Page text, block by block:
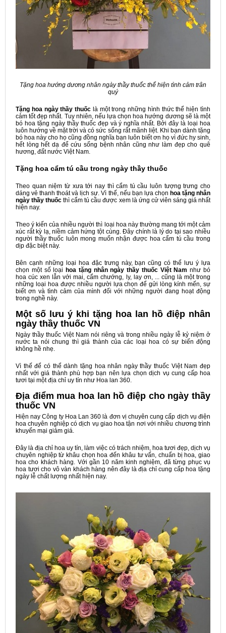
Tặng hoa hướng dương nhân ngày thầy thuốc thể hiện tình cảm trân
quý
Tặng hoa ngày thầy thuốc là một trong những hình thức thể hiện tình
cảm tốt đẹp nhất. Tuy nhiên, nếu lựa chọn hoa hướng dương sẽ là một
bó hoa tặng ngày thầy thuốc đẹp và ý nghĩa nhất. Bởi đây là loại hoa
luôn hướng về mặt trời và có sức sống rất mãnh liệt. Khi bạn dành tặng
bó hoa này cho họ cũng đồng nghĩa bạn luôn biết ơn họ vì đức hy sinh,
hết lòng hết dạ để cứu sống bệnh nhân cũng như làm đẹp cho quê
hương, đất nước Việt Nam.
Tặng hoa cẩm tú cầu trong ngày thầy thuốc
Theo quan niệm từ xưa tới nay thì cẩm tú cầu luôn tượng trưng cho
dáng vẻ thanh thoát và lịch sự. Vì thế, nếu bạn lựa chọn hoa tặng nhân
ngày thầy thuốc thì cẩm tú cầu được xem là ứng cử viên sáng giá nhất
hiện nay.
Theo ý kiến của nhiều người thì loại hoa này thường mang tới một cảm
xúc rất kỳ lạ, niềm cảm hứng tột cùng. Đây chính là lý do tại sao nhiều
người thầy thuốc luôn mong muốn nhận được hoa cẩm tú cầu trong
dịp đặc biệt này.
Bên cạnh những loại hoa đặc trưng này, bạn cũng có thể lưu ý lựa
chọn một số loạihoa tặng nhân ngày thầy thuốc Việt Nam như bó
hoa cúc xen lẫn với mai, cẩm chướng, ly, lay ơn, ... cũng là một trong
những loại hoa được nhiều người lựa chọn để gửi lòng kính mến, sự
biết ơn và tình cảm của mình đối với những người đang hoạt động
trong nghề này.
Một số lưu ý khi tặng hoa lan hồ điệp nhân
ngày thầy thuốc VN
Ngày thầy thuốc Việt Nam nói riêng và trong nhiều ngày lễ kỷ niệm ở
nước ta nói chung thì giá thành của các loại hoa có sự biến động
không hề nhẹ.
Vì thế để có thể dành tặng hoa nhân ngày thầy thuốc Việt Nam đẹp
nhất với giá thành phù hợp bạn nên lựa chọn dịch vụ cung cấp hoa
tươi tại một địa chỉ uy tín như Hoa lan 360.
Địa điểm mua hoa lan hồ điệp cho ngày thầy
thuốc VN
Hiện nay Công ty Hoa Lan 360 là đơn vị chuyên cung cấp dịch vụ điện
hoa chuyên nghiệp có dịch vụ giao hoa tận nơi với nhiều chương trình
khuyến mại giảm giá.
Đây là địa chỉ hoa uy tín, làm việc có trách nhiệm, hoa tươi đẹp, dịch vụ
chuyên nghiệp từ khâu chọn hoa đến khâu tư vấn, chuẩn bị hoa, giao
hoa cho khách hàng. Với gần 10 năm kinh nghiệm, đã từng phục vụ
hoa tươi cho vô vàn khách hàng nên đây là địa chỉ cung cấp hoa tặng
ngày lễ chất lượng nhất hiện nay.